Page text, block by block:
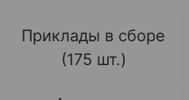
Приклады в сборе
(175 шт.)